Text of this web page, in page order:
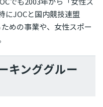
にJOCと国内競技連盟
めの事業や、女性スポー
キンググルー